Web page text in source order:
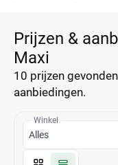
Prijzen &
Maxi
10 prijzen
aanbiedingen.
Winkel
Alles